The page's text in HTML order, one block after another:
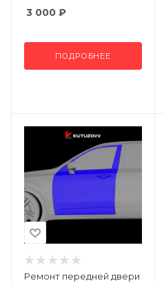
3 000 ₽
ПОДРОБНЕЕ
Ремонт передней двери